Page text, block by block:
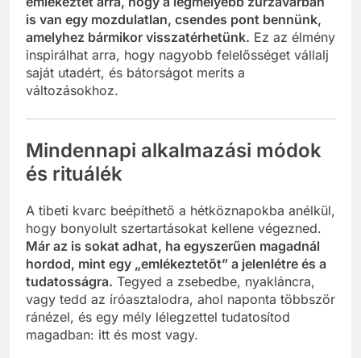
is van egy mozdulatlan, csendes pont bennünk,
amelyhez bármikor visszatérhetünk. Ez az élmény
inspirálhat arra, hogy nagyobb felelősséget vállalj
saját utadért, és bátorságot meríts a
változásokhoz.
Mindennapi alkalmazási módok
és rituálék
A tibeti kvarc beépíthető a hétköznapokba anélkül,
hogy bonyolult szertartásokat kellene végezned.
Már az is sokat adhat, ha egyszerűen magadnál
hordod, mint egy „emlékeztetőt” a jelenlétre és a
tudatosságra. Tegyed a zsebedbe, nyakláncra,
vagy tedd az íróasztalodra, ahol naponta többször
ránézel, és egy mély lélegzettel tudatosítod
magadban: itt és most vagy.